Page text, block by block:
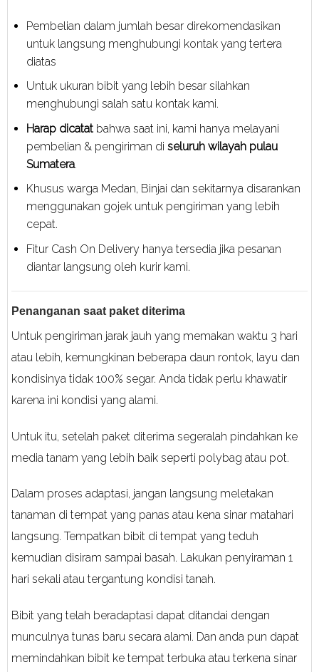
Pembelian dalam jumlah besar direkomendasikan
untuk langsung menghubungi kontak yang tertera
diatas
Untuk ukuran bibit yang lebih besar silahkan
menghubungi salah satu kontak kami.
Harap dicatatbahwa saat ini, kami hanya melayani
pembelian & pengiriman di seluruh wilayah pulau
Sumatera.
Khusus warga Medan, Binjai dan sekitarnya disarankan
menggunakan gojek untuk pengiriman yang lebih
cepat.
Fitur Cash On Delivery hanya tersedia jika pesanan
diantar langsung oleh kurir kami.
Penanganan saat paket diterima
Untuk pengiriman jarak jauh yang memakan waktu 3 hari
atau lebih, kemungkinan beberapa daun rontok, layu dan
kondisinya tidak 100% segar. Anda tidak perlu khawatir
karena ini kondisi yang alami.
Untuk itu, setelah paket diterima segeralah pindahkan ke
media tanam yang lebih baik seperti polybag atau pot.
Dalam proses adaptasi, jangan langsung meletakan
tanaman di tempat yang panas atau kena sinar matahari
langsung. Tempatkan bibit di tempat yang teduh
kemudian disiram sampai basah. Lakukan penyiraman 1
hari sekali atau tergantung kondisi tanah.
Bibit yang telah beradaptasi dapat ditandai dengan
munculnya tunas baru secara alami. Dan anda pun dapat
memindahkan bibit ke tempat terbuka atau terkena sinar